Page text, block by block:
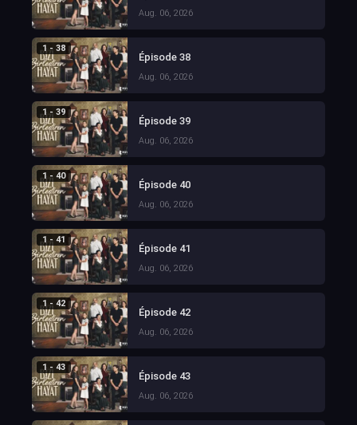
Aug. 06, 2026
1 - 38
Épisode 38
Aug. 06, 2026
1 - 39
Épisode 39
Aug. 06, 2026
1 - 40
Épisode 40
Aug. 06, 2026
1 - 41
Épisode 41
Aug. 06, 2026
1 - 42
Épisode 42
Aug. 06, 2026
1 - 43
Épisode 43
Aug. 06, 2026